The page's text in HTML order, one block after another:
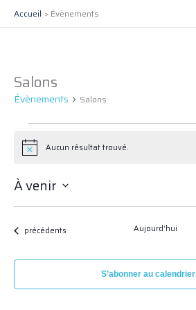
Accueil Évènements
Salons
Évènements Salons
Évènements
Notice Aucun résultat trouvé.
À venir
date.Évènements
précédents Aujourd’hui
S’abonner au calendrier